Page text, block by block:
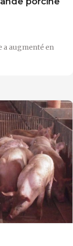
a augmenté en